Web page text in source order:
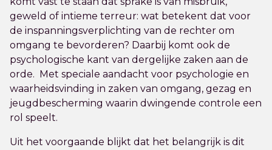
geweld of intieme terreur: wat betekent dat voor
de inspanningsverplichting van de rechter om
omgang te bevorderen? Daarbij komt ook de
psychologische kant van dergelijke zaken aan de
orde. Met speciale aandacht voor psychologie en
waarheidsvinding in zaken van omgang, gezag en
jeugdbescherming waarin dwingende controle een
rol speelt.
Uit het voorgaande blijkt dat het belangrijk is dit